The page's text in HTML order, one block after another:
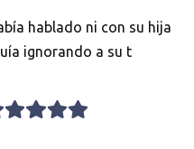
hablado ni con su hija
ignorando a su t